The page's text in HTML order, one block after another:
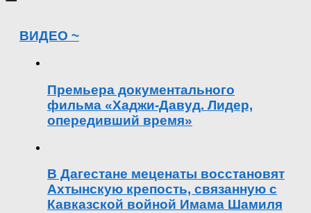
ВИДЕО ~
Премьера документального
фильма «Хаджи-Давуд. Лидер,
опередивший время»
В Дагестане меценаты восстановят
Ахтынскую крепость, связанную с
Кавказской войной Имама Шамиля